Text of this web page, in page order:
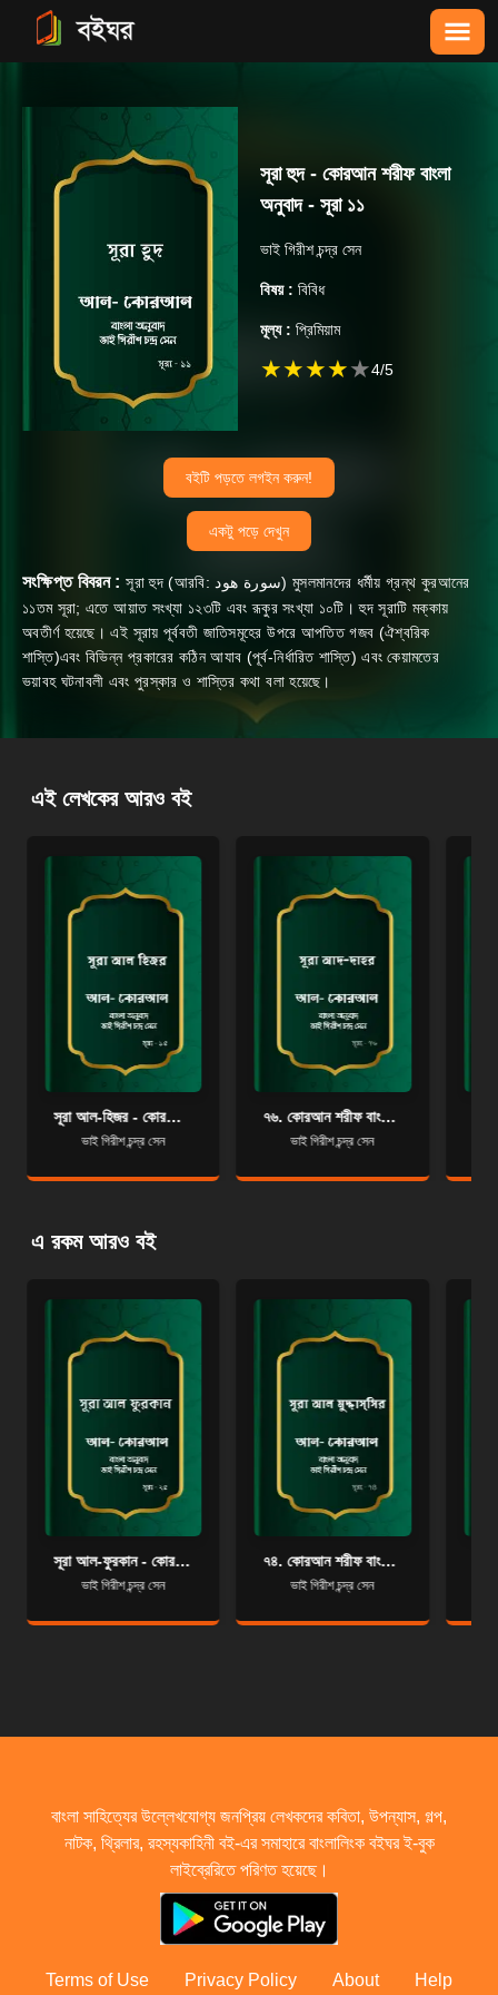
সূরা হুদ - কোরআন শরীফ বাংলা
অনুবাদ - সূরা ১১
ভাই গিরীশ চন্দ্র সেন
বিষয় : বিবিধ
মূল্য : প্রিমিয়াম
★★★★★4/5
বইটি পড়তে লগইন করুন!
একটু পড়ে দেখুন
সংক্ষিপ্ত বিবরন : সূরা হুদ (আরবি: سورة هود‎‎) মুসলমানদের ধর্মীয় গ্রন্থ কুরআনের
১১তম সূরা; এতে আয়াত সংখ্যা ১২৩টি এবং রূকুর সংখ্যা ১০টি। হুদ সূরাটি মক্কায়
অবতীর্ণ হয়েছে। এই সূরায় পূর্ববতী জাতিসমূহের উপরে আপতিত গজব (ঐশ্বরিক
শাস্তি)এবং বিভিন্ন প্রকারের কঠিন আযাব (পূর্ব-নির্ধারিত শাস্তি) এবং কেয়ামতের
ভয়াবহ ঘটনাবলী এবং পুরস্কার ও শাস্তির কথা বলা হয়েছে।
এই লেখকের আরও বই
সূরা আল-হিজর - কোরআন শরীফ বাংলা অনুবাদ - সূরা ১৫
ভাই গিরীশ চন্দ্র সেন
৭৬. কোরআন শরীফ বাংলা অনুবাদ - সূরা আদ-দাহর
ভাই গিরীশ চন্দ্র সেন
এ রকম আরও বই
সূরা আল-ফুরকান - কোরআন শরীফ বাংলা অনুবাদ - সূরা ২৫
ভাই গিরীশ চন্দ্র সেন
৭৪. কোরআন শরীফ বাংলা অনুবাদ - সূরা আল-মুদ্দাস্সির
ভাই গিরীশ চন্দ্র সেন
বাংলা সাহিত্যের উল্লেখযোগ্য জনপ্রিয় লেখকদের কবিতা, উপন্যাস, গল্প,
নাটক, থ্রিলার, রহস্যকাহিনী বই-এর সমাহারে বাংলালিংক বইঘর ই-বুক
লাইব্রেরিতে পরিণত হয়েছে।
Terms of Use Privacy Policy About Help